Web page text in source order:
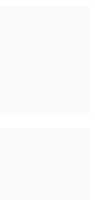
开源数据库运维管理，
工作经验者优先。
；
开发、测试、调试流程